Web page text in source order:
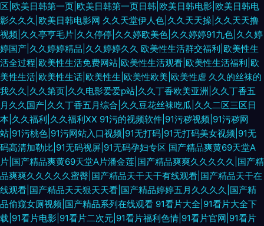
区|欧美日韩第一页|欧美日韩第一页日韩|欧美日韩电影|欧美日韩电
影久久久|欧美日韩电影网 久久天堂伊人色|久久天天操|久久天天撸
视频|久久亭亨毛片|久久停停|久久婷欧美色|久久婷婷91九色|久久婷
婷国产|久久婷婷精品|久久婷婷久久 欧美性生活群交福利|欧美性生
活全过程|欧美性生活免费网站|欧美性生活观看|欧美性生活福利|欧
美性生活|欧美性生话|欧美性生|欧美性欧美|欧美性虐 久久的丝袜的
我久久|久久第页|久久电影爱爱p站|久久丁香欧美亚洲|久久丁香五
月久久国产|久久丁香五月综合|久久豆花丝袜吃瓜|久久二区三区日
本|久久福利|久久福利XX 91污的视频软件|91污秽视频|91污秽网
站|91污桃色|91污网站入口视频|91无打码|91无打码美女视频|91无
码高清加勒比|91无码视屏|91无码孕妇专区 国产精品爽黄69天堂A
片|国产精品爽黄69天堂A片潘金莲|国产精品爽爽久久久久久|国产精
品爽爽久久久久久蜜臀|国产精品天干天干有线观看|国产精品天干在
线观看|国产精品天天狠天天看|国产精品婷婷五月久久久久|国产精
品偷窥女厕视频|国产精品系列在线观看 91看片大全|91看片大全下
载|91看片电影|91看片二次元|91看片福利色情|91看片官网|91看片